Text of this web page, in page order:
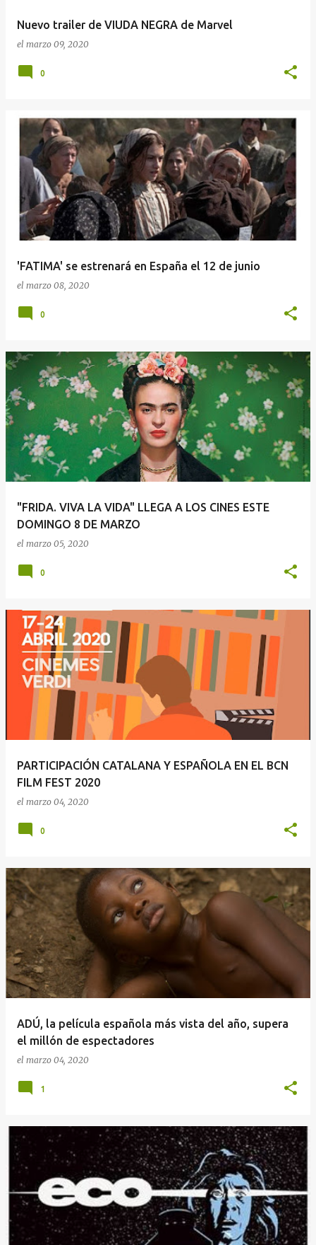
Nuevo trailer de VIUDA NEGRA de Marvel
el marzo 09, 2020
0
'FATIMA' se estrenará en España el 12 de junio
el marzo 08, 2020
0
"FRIDA. VIVA LA VIDA" LLEGA A LOS CINES ESTE
DOMINGO 8 DE MARZO
el marzo 05, 2020
0
PARTICIPACIÓN CATALANA Y ESPAÑOLA EN EL BCN
FILM FEST 2020
el marzo 04, 2020
0
ADÚ, la película española más vista del año, supera
el millón de espectadores
el marzo 04, 2020
1